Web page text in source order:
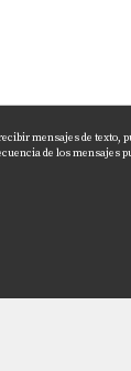
mensajes de texto,
de los mensajes